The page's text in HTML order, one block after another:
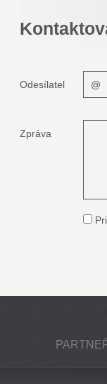
Odesílatel
Zpráva